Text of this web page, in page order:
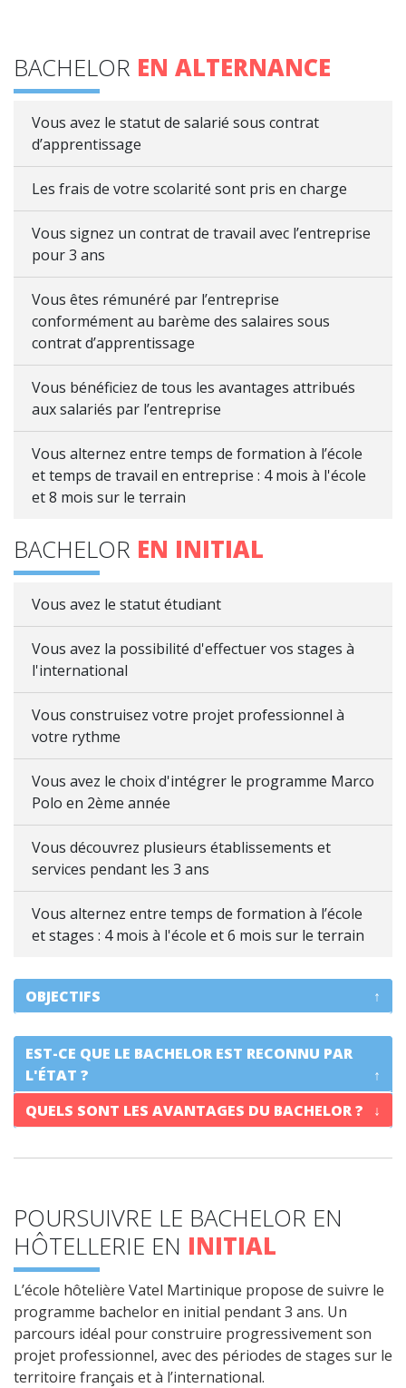
BACHELOR EN ALTERNANCE
Vous avez le statut de salarié sous contrat
d’apprentissage
Les frais de votre scolarité sont pris en charge
Vous signez un contrat de travail avec l’entreprise
pour 3 ans
Vous êtes rémunéré par l’entreprise
conformément au barème des salaires sous
contrat d’apprentissage
Vous bénéficiez de tous les avantages attribués
aux salariés par l’entreprise
Vous alternez entre temps de formation à l’école
et temps de travail en entreprise : 4 mois à l'école
et 8 mois sur le terrain
BACHELOR EN INITIAL
Vous avez le statut étudiant
Vous avez la possibilité d'effectuer vos stages à
l'international
Vous construisez votre projet professionnel à
votre rythme
Vous avez le choix d'intégrer le programme Marco
Polo en 2ème année
Vous découvrez plusieurs établissements et
services pendant les 3 ans
Vous alternez entre temps de formation à l’école
et stages : 4 mois à l'école et 6 mois sur le terrain
OBJECTIFS
Développer vos compétences opérationnelles
dans l'hôtellerie pour devenir responsable :
Gérer une équipe
Mettre en œuvre un plan marketing
interpersonnelle
Maîtriser les indicateurs clés de gestion
Savoir piloter votre business unit, votre service en
vous imprégnant de la posture du manager
opérationnel
Développer votre ouverture d'esprit sur le monde
et l'entreprise
EST-CE QUE LE BACHELOR EST RECONNU PAR
L'ÉTAT ?
QUELS SONT LES AVANTAGES DU BACHELOR ?
POURSUIVRE LE BACHELOR EN
HÔTELLERIE EN INITIAL
L’école hôtelière Vatel Martinique propose de suivre le
programme bachelor en initial pendant 3 ans. Un
parcours idéal pour construire progressivement son
projet professionnel, avec des périodes de stages sur le
territoire français et à l’international.